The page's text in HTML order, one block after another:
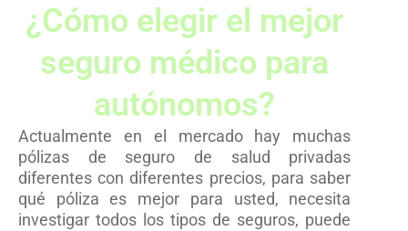
¿Cómo elegir el mejor
seguro médico para
autónomos?
Actualmente en el mercado hay muchas
pólizas de seguro de salud privadas
diferentes con diferentes precios, para saber
qué póliza es mejor para usted, necesita
investigar todos los tipos de seguros, puede